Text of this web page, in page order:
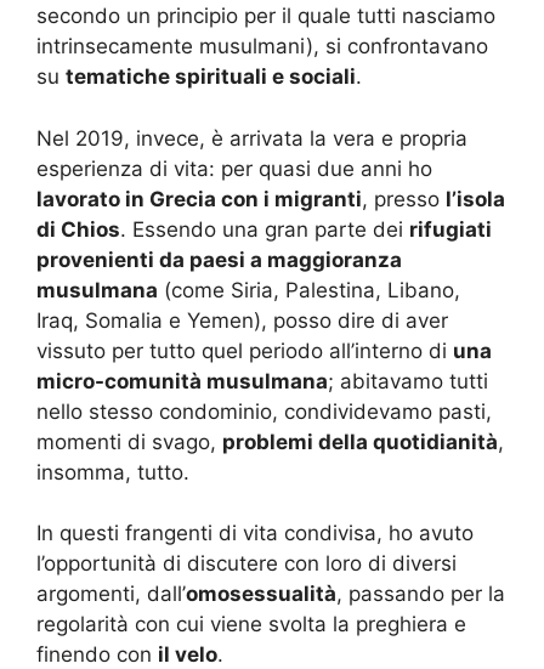
secondo un principio per il quale tutti nasciamo
intrinsecamente musulmani), si confrontavano
su tematiche spirituali e sociali.
Nel 2019, invece, è arrivata la vera e propria
esperienza di vita: per quasi due anni ho
lavorato in Grecia con i migranti, presso l’isola
di Chios. Essendo una gran parte dei rifugiati
provenienti da paesi a maggioranza
musulmana (come Siria, Palestina, Libano,
Iraq, Somalia e Yemen), posso dire di aver
vissuto per tutto quel periodo all’interno di una
micro-comunità musulmana; abitavamo tutti
nello stesso condominio, condividevamo pasti,
momenti di svago, problemi della quotidianità,
insomma, tutto.
In questi frangenti di vita condivisa, ho avuto
l’opportunità di discutere con loro di diversi
argomenti, dall’omosessualità, passando per la
regolarità con cui viene svolta la preghiera e
finendo con il velo.